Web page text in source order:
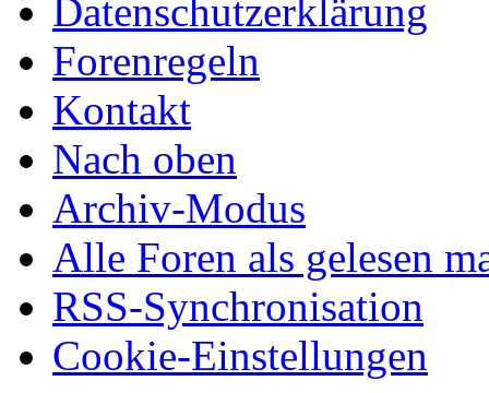
Datenschutzerklärung
Forenregeln
Kontakt
Nach oben
Archiv-Modus
Alle Foren als gelesen
RSS-Synchronisation
Cookie-Einstellungen